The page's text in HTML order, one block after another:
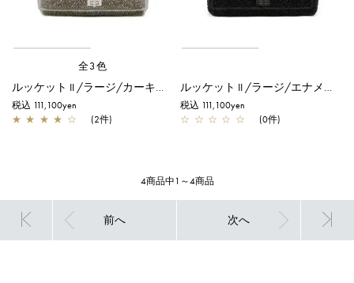
全3色
ルッケット II /ラージ/カーキシルバー
税込 111,100yen
★ ★ ★ ★ ☆ (2件)
ルッケット II /ラージ/エナメルブラック
税込 111,100yen
☆ ☆ ☆ ☆ ☆ (0件)
4商品中1～4商品
前へ 次へ